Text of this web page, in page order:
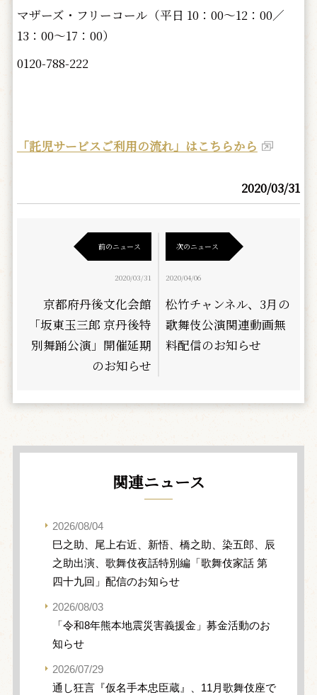
マザーズ・フリーコール（平日 10：00～12：00／
13：00～17：00）
0120-788-222
「託児サービスご利用の流れ」はこちらから
2020/03/31
前のニュース
2020/03/31
京都府丹後文化会館
「坂東玉三郎 京丹後特
別舞踊公演」開催延期
のお知らせ
次のニュース
2020/04/06
松竹チャンネル、3月の
歌舞伎公演関連動画無
料配信のお知らせ
関連ニュース
2026/08/04
巳之助、尾上右近、新悟、橋之助、染五郎、辰
之助出演、歌舞伎夜話特別編「歌舞伎家話 第
四十九回」配信のお知らせ
2026/08/03
「令和8年熊本地震災害義援金」募金活動のお
知らせ
2026/07/29
通し狂言『仮名手本忠臣蔵』、11月歌舞伎座で